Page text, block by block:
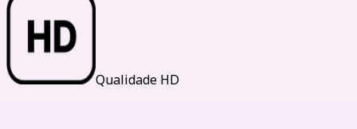
Qualidade HD